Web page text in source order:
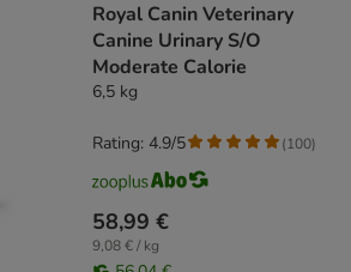
Royal Canin Veterinary
Canine Urinary S/O
Moderate Calorie
6,5 kg
58,99 €
9,08 € / kg
Rating: 4.9/5 (100)